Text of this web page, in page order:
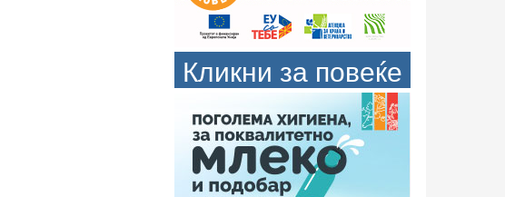
Кликни за повеќе